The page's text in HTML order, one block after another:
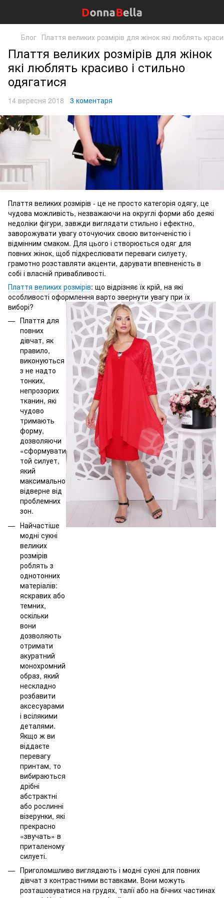
Блог Плаття великих розмірів для жінок які люблять
Плаття великих розмірів для жінок
які люблять красиво і стильно
одягатися
14 вересня 2018 3 коментаря
Плаття великих розмірів - це не просто категорія одягу, це
чудова можливість, незважаючи на округлі форми або деякі
недоліки фігури, завжди виглядати стильно і ефектно,
заворожувати увагу оточуючих своєю витонченістю і
відмінним смаком. Для цього і створюється одяг для
повних жінок, щоб підкреслювати переваги силуету,
грамотно розставляти акценти, дарувати впевненість в
собі і власній привабливості.
Плаття великих розмірів: що відрізняє їх крій, на які
особливості оформлення варто звернути увагу при їх
виборі?
Плаття для
повних
дівчат, як
правило,
виконуються
з не надто
тонких,
непрозорих
тканин, які
чудово
тримають
форму,
дозволяючи
«сформувати»
той силует,
який
максимально
відверне від
проблемних
зон.
Найчастіше
модні сукні
великих
розмірів
роблять з
однотонних
матеріалів:
яскравих або
темних,
оскільки
вони
дозволяють
отримати
акуратний
монохромний
образ, який
нескладно
розбавити
аксесуарами
і всілякими
деталями.
Якщо ж ви
віддаєте
перевагу
принтам, то
вибираються
дрібні
абстрактні
або рослинні
візерунки, які
прекрасно
«звучать» в
приталеному
силуеті.
Приголомшливо виглядають і модні сукні для повних
дівчат з контрастними вставками. Вони можуть
розташовуватися на грудях, талії або на бічних частинах